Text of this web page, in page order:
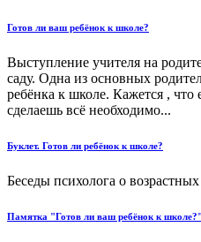
Готов ли ваш ребёнок к школе?
Выступление учителя на
саду. Одна из основных
ребёнка к школе. Кажется , что
сделаешь всё необходимо...
Буклет. Готов ли ребёнок к школе?
Беседы психолога о
Памятка "Готов ли ваш ребёнок к школе?"